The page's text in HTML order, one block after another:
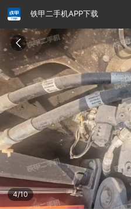
铁甲二手机APP下载
4/10
请输入手机号
提
交
即
示
您
同
意
《隐
政
策》
铁甲龙总部 4000099032